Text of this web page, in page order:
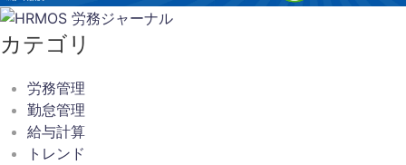
カテゴリ
労務管理
勤怠管理
給与計算
トレンド